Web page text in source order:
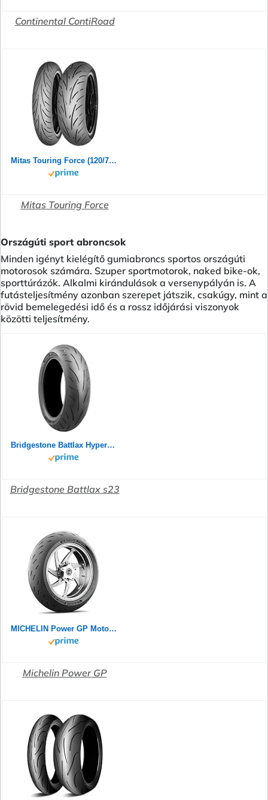
Continental ContiRoad
Mitas Touring Force (120/70ZR17 (58W) TL)
Mitas Touring Force
Országúti sport abroncsok
Minden igényt kielégítő gumiabroncs sportos országúti
motorosok számára. Szuper sportmotorok, naked bike-ok,
sporttúrázók. Alkalmi kirándulások a versenypályán is. A
futásteljesítmény azonban szerepet játszik, csakúgy, mint a
rövid bemelegedési idő és a rossz időjárási viszonyok
közötti teljesítmény.
Bridgestone Battlax Hypersport S23 Rear 180/55ZR17 73W TL 24758
Bridgestone Battlax s23
MICHELIN Power GP Motorradreifen 120/70ZR17 (58W) Vorderrad
Michelin Power GP